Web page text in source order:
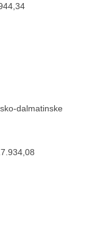
dalmatinske